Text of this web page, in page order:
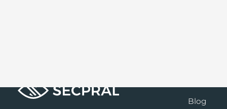
Blog